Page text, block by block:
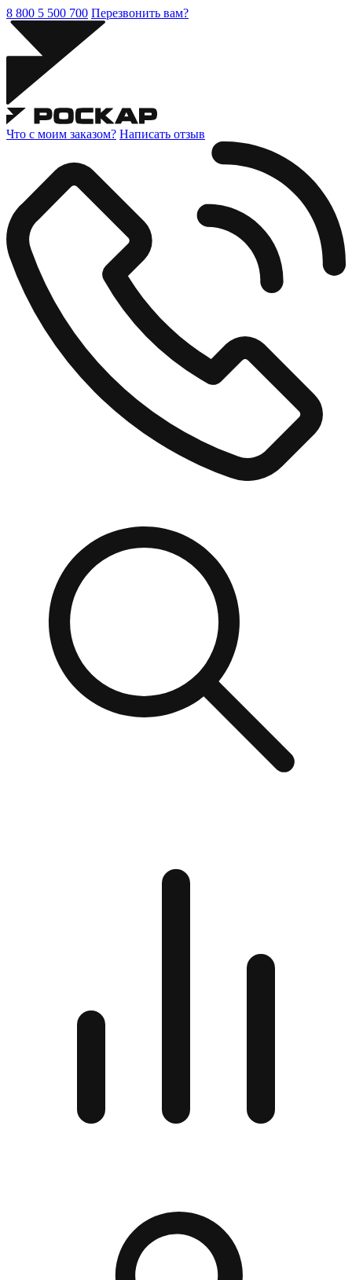
8 800 5 500 700 Перезвонить вам?
Что с моим заказом? Написать отзыв